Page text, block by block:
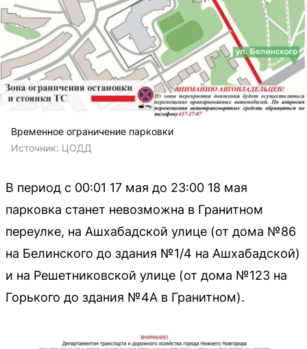
Временное ограничение парковки
Источник: ЦОДД
В период с 00:01 17 мая до 23:00 18 мая
парковка станет невозможна в Гранитном
переулке, на Ашхабадской улице (от дома №86
на Белинского до здания №1/4 на Ашхабадской)
и на Решетниковской улице (от дома №123 на
Горького до здания №4А в Гранитном).